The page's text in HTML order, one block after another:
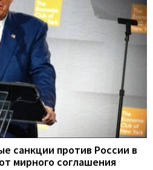
санкции против России в
мирного соглашения